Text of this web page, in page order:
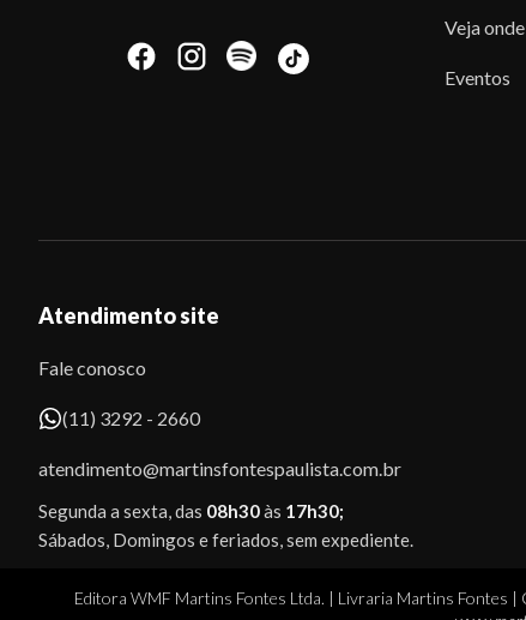
Veja
Eventos
Atendimento site
Fale conosco
(11) 3292 - 2660
atendimento@martinsfontespaulista.com.br
Segunda a sexta, das 08h30às 17h30;
Sábados, Domingos e feriados, sem expediente.
Editora WMF Martins Fontes Ltda. | Livraria Martins Fontes |